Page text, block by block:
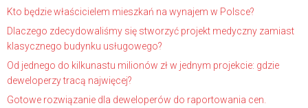
Kto będzie właścicielem mieszkań na wynajem w Polsce?
Dlaczego zdecydowaliśmy się stworzyć projekt medyczny zamiast
klasycznego budynku usługowego?
Od jednego do kilkunastu milionów zł w jednym projekcie: gdzie
deweloperzy tracą najwięcej?
Gotowe rozwiązanie dla deweloperów do raportowania cen.